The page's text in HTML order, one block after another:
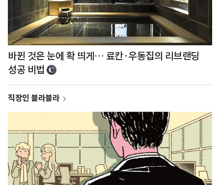
바뀐 것은 눈에 확 띄게… 료칸·우동집의 리브랜딩
성공 비법
직장인 블라블라